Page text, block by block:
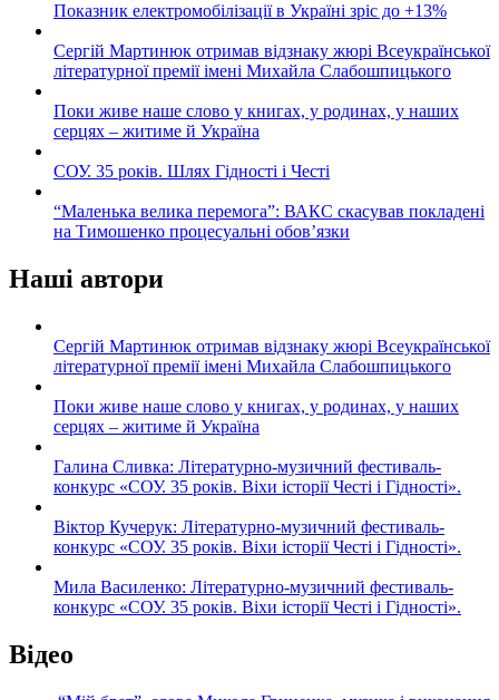
Показник електромобілізації в Україні зріс до +13%
Сергій Мартинюк отримав відзнаку жюрі Всеукраїнської
літературної премії імені Михайла Слабошпицького
Поки живе наше слово у книгах, у родинах, у наших
серцях – житиме й Україна
СОУ. 35 років. Шлях Гідності і Честі
“Маленька велика перемога”: ВАКС скасував покладені
на Тимошенко процесуальні обов’язки
Наші автори
Сергій Мартинюк отримав відзнаку жюрі Всеукраїнської
літературної премії імені Михайла Слабошпицького
Поки живе наше слово у книгах, у родинах, у наших
серцях – житиме й Україна
Галина Сливка: Літературно-музичний фестиваль-
конкурс «СОУ. 35 років. Віхи історії Честі і Гідності».
Віктор Кучерук: Літературно-музичний фестиваль-
конкурс «СОУ. 35 років. Віхи історії Честі і Гідності».
Мила Василенко: Літературно-музичний фестиваль-
конкурс «СОУ. 35 років. Віхи історії Честі і Гідності».
Відео